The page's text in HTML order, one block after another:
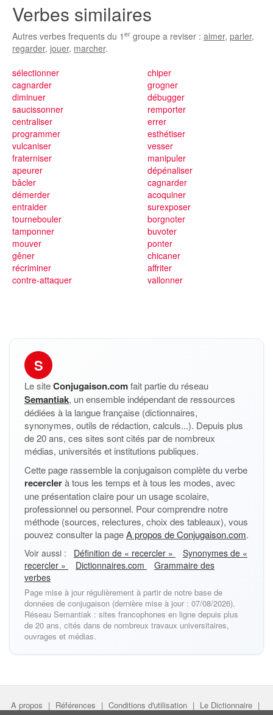
Verbes similaires
Autres verbes frequents du 1 er groupe a reviser : aimer, parler,
regarder, jouer, marcher.
sélectionner
cagnarder
diminuer
saucissonner
centraliser
programmer
vulcaniser
fraterniser
apeurer
chiper
grogner
débugger
remporter
errer
esthétiser
vesser
manipuler
dépénaliser
bâcler
démerder
entraider
tournebouler
tamponner
mouver
gêner
récriminer
contre-attaquer
cagnarder
acoquiner
surexposer
borgnoter
buvoter
ponter
chicaner
affriter
vallonner
S
Le siteConjugaison.comfait partie du réseau
Semantiak, un ensemble indépendant de ressources
dédiées à la langue française (dictionnaires,
synonymes, outils de rédaction, calculs...). Depuis plus
de 20 ans, ces sites sont cités par de nombreux
médias, universités et institutions publiques.
Cette page rassemble la conjugaison complète du verbe
recerclerà tous les temps et à tous les modes, avec
une présentation claire pour un usage scolaire,
professionnel ou personnel. Pour comprendre notre
méthode (sources, relectures, choix des tableaux), vous
pouvez consulter la pageA propos de Conjugaison.com.
Voir aussi : Définition de « recercler »
Synonymes de «
recercler »
Dictionnaires.com
Grammaire des
verbes
Page mise à jour régulièrement à partir de notre base de
données de conjugaison (dernière mise à jour : 07/08/2026).
Réseau Semantiak : sites francophones en ligne depuis plus
de 20 ans, cités dans de nombreux travaux universitaires,
ouvrages et médias.
A propos | Références | Conditions d'utilisation | Le Dictionnaire |